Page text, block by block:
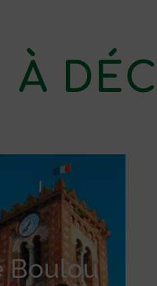
À
Boulou